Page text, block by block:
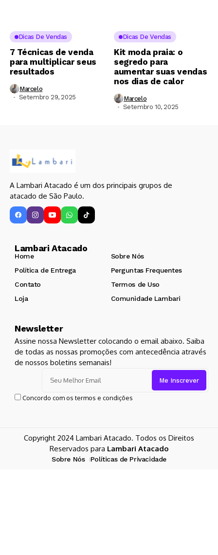
Dicas De Vendas
7 Técnicas de venda
para multiplicar seus
resultados
Marcelo
Setembro 29, 2025
Dicas De Vendas
Kit moda praia: o
segredo para
aumentar suas vendas
nos dias de calor
Marcelo
Setembro 10, 2025
A Lambari Atacado é um dos principais grupos de
atacado de São Paulo.
Lambari Atacado
Home
Sobre Nós
Política de Entrega
Perguntas Frequentes
Contato
Termos de Uso
Loja
Comunidade Lambari
Newsletter
Assine nossa Newsletter colocando o email abaixo. Saiba
de todas as nossas promoções com antecedência através
de nossos boletins semanais!
Concordo com os termos e condições
Copyright 2024 Lambari Atacado. Todos os Direitos
Reservados para Lambari Atacado
Sobre Nós Políticas de Privacidade